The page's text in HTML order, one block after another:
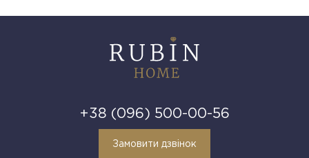
+38 (096) 500-00-56
Замовити дзвінок